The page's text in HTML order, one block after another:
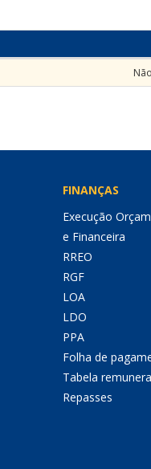
FINANÇAS
Execução
e Financeira
RREO
RGF
LOA
LDO
PPA
Folha de
Tabela
Repasses